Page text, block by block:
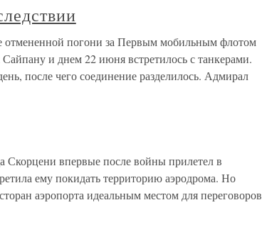
отмененной погони за Первым мобильным флотом
и днем 22 июня встретилось с танкерами.
после чего соединение разделилось. Адмирал
Скорцени впервые после войны прилетел в
ему покидать территорию аэродрома. Но
аэропорта идеальным местом для переговоров